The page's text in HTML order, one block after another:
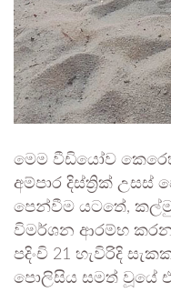
මෙම වීඩියෝව
අම්පාර දිස්ත්‍රික්
පෙන්වීම යටතේ,
විමර්ශන ආරම්භ කරන
පදිංචි 21 හැවිරිදි
පොලිසිය සමත් වූයේ